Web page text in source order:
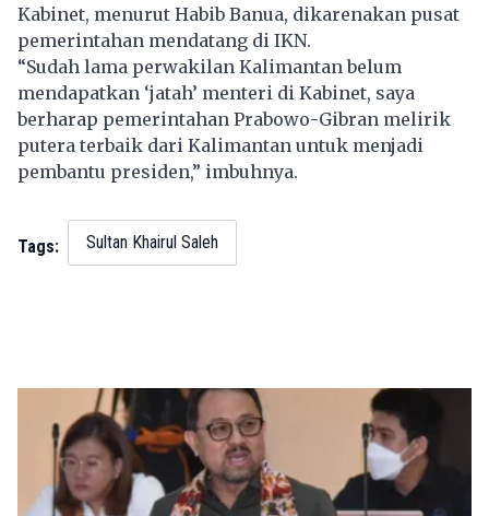
Kabinet, menurut Habib Banua, dikarenakan pusat
pemerintahan mendatang di IKN.
“Sudah lama perwakilan Kalimantan belum
mendapatkan ‘jatah’ menteri di Kabinet, saya
berharap pemerintahan Prabowo-Gibran melirik
putera terbaik dari Kalimantan untuk menjadi
pembantu presiden,” imbuhnya.
Tags: Sultan Khairul Saleh